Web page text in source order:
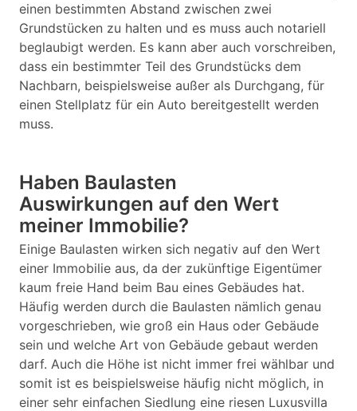
einen bestimmten Abstand zwischen zwei
Grundstücken zu halten und es muss auch notariell
beglaubigt werden. Es kann aber auch vorschreiben,
dass ein bestimmter Teil des Grundstücks dem
Nachbarn, beispielsweise außer als Durchgang, für
einen Stellplatz für ein Auto bereitgestellt werden
muss.
Haben Baulasten
Auswirkungen auf den Wert
meiner Immobilie?
Einige Baulasten wirken sich negativ auf den Wert
einer Immobilie aus, da der zukünftige Eigentümer
kaum freie Hand beim Bau eines Gebäudes hat.
Häufig werden durch die Baulasten nämlich genau
vorgeschrieben, wie groß ein Haus oder Gebäude
sein und welche Art von Gebäude gebaut werden
darf. Auch die Höhe ist nicht immer frei wählbar und
somit ist es beispielsweise häufig nicht möglich, in
einer sehr einfachen Siedlung eine riesen Luxusvilla